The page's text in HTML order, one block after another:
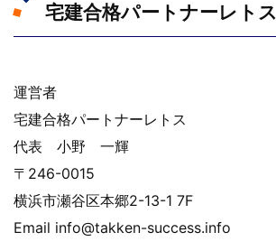
宅建合格パートナーレトス
運営者
宅建合格パートナーレトス
代表 小野 一輝
〒246-0015
横浜市瀬谷区本郷2-13-1 7F
Email info@takken-success.info